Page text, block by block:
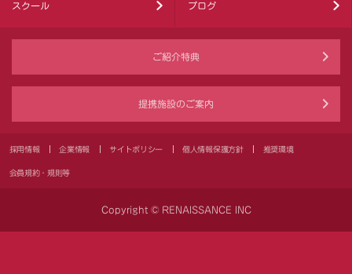
スクール ブログ
ご紹介特典
提携施設のご案内
採用情報 企業情報 サイトポリシー 個人情報保護方針 推奨環境
会員規約・規則等
Copyright © RENAISSANCE INC